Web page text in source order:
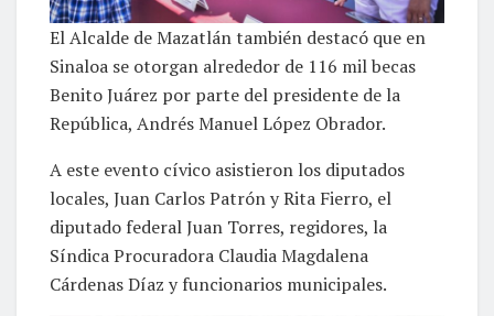
El Alcalde de Mazatlán también destacó que en
Sinaloa se otorgan alrededor de 116 mil becas
Benito Juárez por parte del presidente de la
República, Andrés Manuel López Obrador.
A este evento cívico asistieron los diputados
locales, Juan Carlos Patrón y Rita Fierro, el
diputado federal Juan Torres, regidores, la
Síndica Procuradora Claudia Magdalena
Cárdenas Díaz y funcionarios municipales.